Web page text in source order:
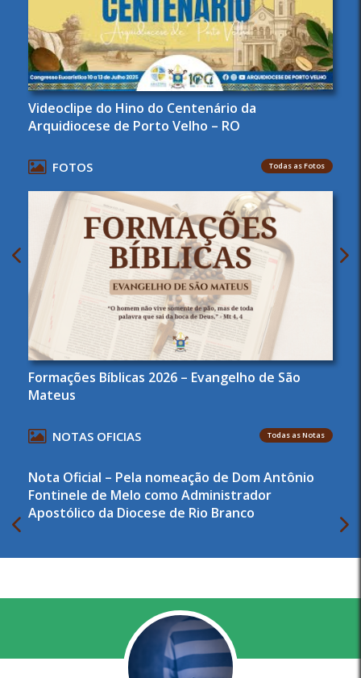
Videoclipe do Hino do Centenário da
Arquidiocese de Porto Velho – RO
FOTOS Todas as Fotos
Formações Bíblicas 2026 – Evangelho de São
Mateus
NOTAS OFICIAS Todas as Notas
Nota Oficial – Pela nomeação de Dom Antônio
Fontinele de Melo como Administrador
Apostólico da Diocese de Rio Branco